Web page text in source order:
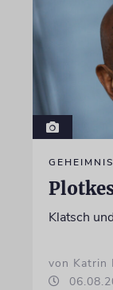
Klatsch
von Katrin